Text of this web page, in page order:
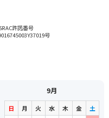
許諾番号
号
9月
日 月 火 水 木 金
土